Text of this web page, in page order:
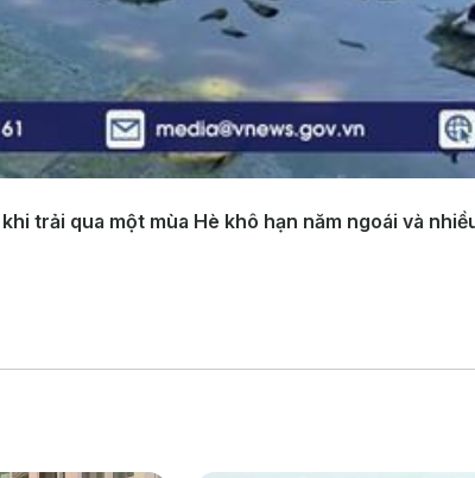
trải qua một mùa Hè khô hạn năm ngoái và